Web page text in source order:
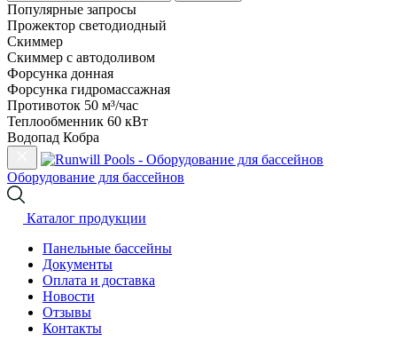
Популярные запросы
Прожектор светодиодный
Скиммер
Скиммер с автодоливом
Форсунка донная
Форсунка гидромассажная
Противоток 50 м³/час
Теплообменник 60 кВт
Водопад Кобра
Оборудование для бассейнов
Каталог продукции
Панельные бассейны
Документы
Оплата и доставка
Новости
Отзывы
Контакты